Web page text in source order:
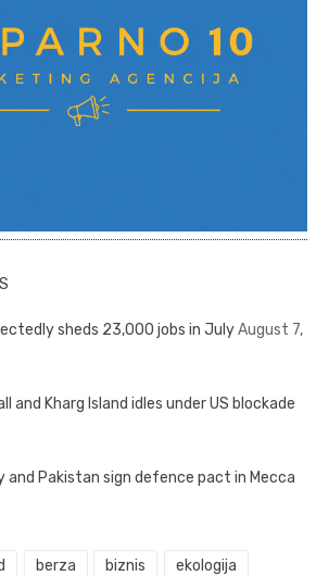
sheds 23,000 jobs in JulyAugust 7,
and Kharg Island idles under US blockade
and Pakistan sign defence pact in Mecca
berza biznis ekologija